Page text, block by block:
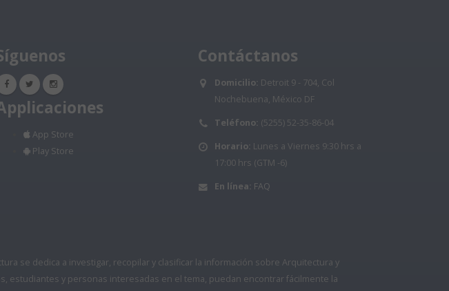
App Store
Play Store
Contáctanos
Domicilio: Detroit 9 - 704, Col
Nochebuena, México DF
Teléfono: (5255) 52-35-86-04
Horario: Lunes a Viernes 9:30 hrs a
17:00 hrs (GTM -6)
En línea: FAQ
se dedica a investigar, recopilar y clasificar la información sobre Arquitectura y
estudiantes y personas interesadas en el tema, puedan encontrar fácilmente la